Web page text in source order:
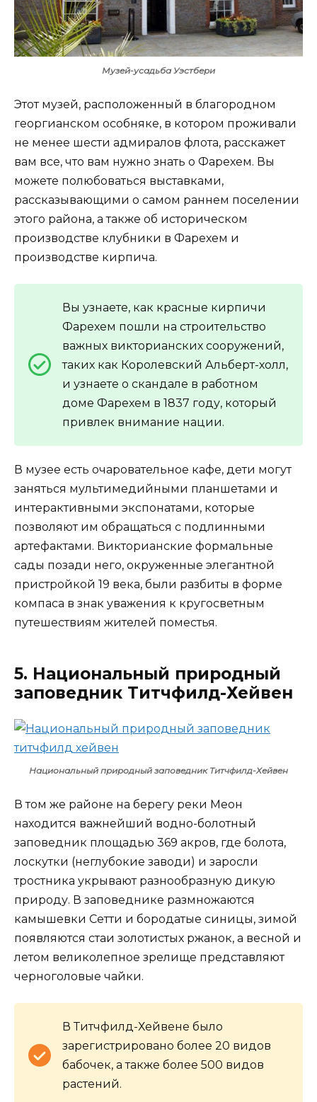
Музей-усадьба Уэстбери
Этот музей, расположенный в благородном
георгианском особняке, в котором проживали
не менее шести адмиралов флота, расскажет
вам все, что вам нужно знать о Фарехем. Вы
можете полюбоваться выставками,
рассказывающими о самом раннем поселении
этого района, а также об историческом
производстве клубники в Фарехем и
производстве кирпича.
Вы узнаете, как красные кирпичи
Фарехем пошли на строительство
важных викторианских сооружений,
таких как Королевский Альберт-холл,
и узнаете о скандале в работном
доме Фарехем в 1837 году, который
привлек внимание нации.
В музее есть очаровательное кафе, дети могут
заняться мультимедийными планшетами и
интерактивными экспонатами, которые
позволяют им обращаться с подлинными
артефактами. Викторианские формальные
сады позади него, окруженные элегантной
пристройкой 19 века, были разбиты в форме
компаса в знак уважения к кругосветным
путешествиям жителей поместья.
5. Национальный природный
заповедник Титчфилд-Хейвен
Национальный природный заповедник Титчфилд-Хейвен
В том же районе на берегу реки Меон
находится важнейший водно-болотный
заповедник площадью 369 акров, где болота,
лоскутки (неглубокие заводи) и заросли
тростника укрывают разнообразную дикую
природу. В заповеднике размножаются
камышевки Сетти и бородатые синицы, зимой
появляются стаи золотистых ржанок, а весной и
летом великолепное зрелище представляют
черноголовые чайки.
В Титчфилд-Хейвене было
зарегистрировано более 20 видов
бабочек, а также более 500 видов
растений.